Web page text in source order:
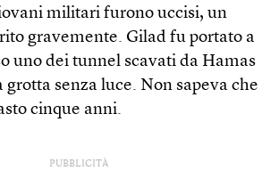
militari furono uccisi, un
gravemente. Gilad fu portato a
uno dei tunnel scavati da Hamas
grotta senza luce. Non sapeva che
cinque anni.
PUBBLICITÀ